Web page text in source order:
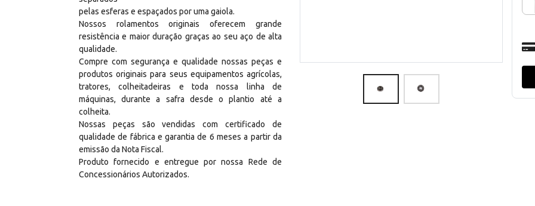
pelas esferas e espaçados por uma gaiola.
Nossos rolamentos originais oferecem grande
resistência e maior duração graças ao seu aço de alta
qualidade.
Compre com segurança e qualidade nossas peças e
produtos originais para seus equipamentos agrícolas,
tratores, colheitadeiras e toda nossa linha de
máquinas, durante a safra desde o plantio até a
colheita.
Nossas peças são vendidas com certificado de
qualidade de fábrica e garantia de 6 meses a partir da
emissão da Nota Fiscal.
Produto fornecido e entregue por nossa Rede de
Concessionários Autorizados.